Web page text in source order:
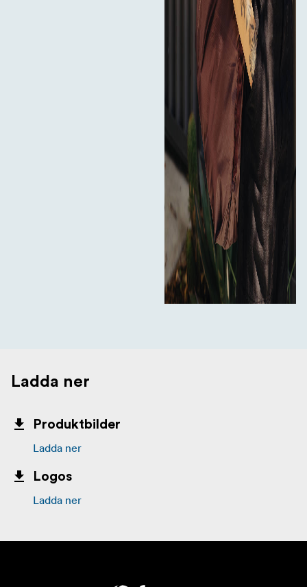
Ladda ner
Produktbilder
Ladda ner
Logos
Ladda ner